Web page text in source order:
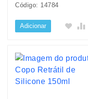
Código: 14784
Adicionar